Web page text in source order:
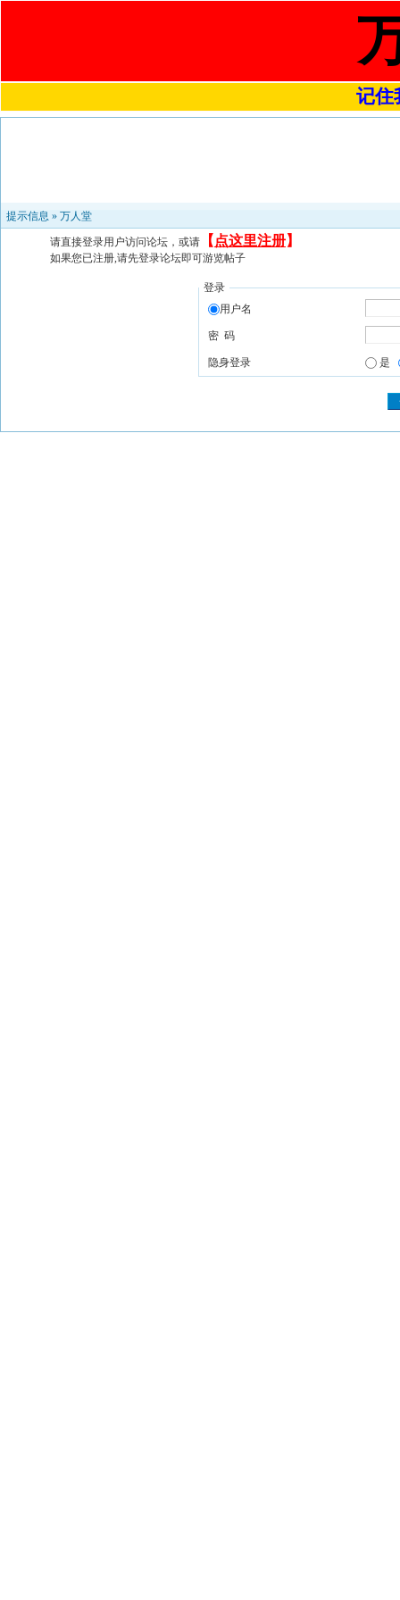
记住
提示信息 » 万人堂
请直接登录用户访问论坛，或请 【 点这里注册】
如果您已注册,请先登录论坛即可游览帖子
登录
用户名
密 码
隐身登录 是